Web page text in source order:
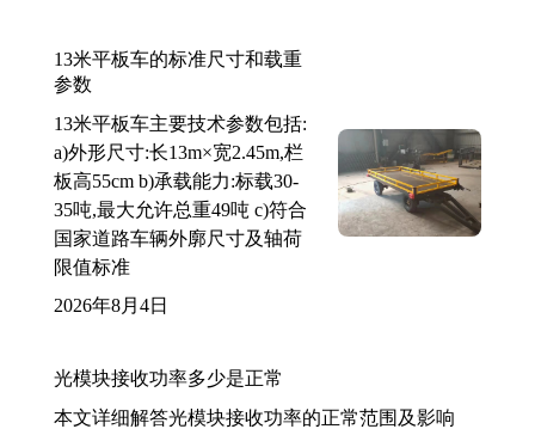
13米平板车的标准尺寸和载重
参数
13米平板车主要技术参数包括:
a)外形尺寸:长13m×宽2.45m,栏
板高55cm b)承载能力:标载30-
35吨,最大允许总重49吨 c)符合
国家道路车辆外廓尺寸及轴荷
限值标准
2026年8月4日
光模块接收功率多少是正常
本文详细解答光模块接收功率的正常范围及影响